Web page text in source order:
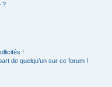
?
!
de quelqu’un sur ce forum !